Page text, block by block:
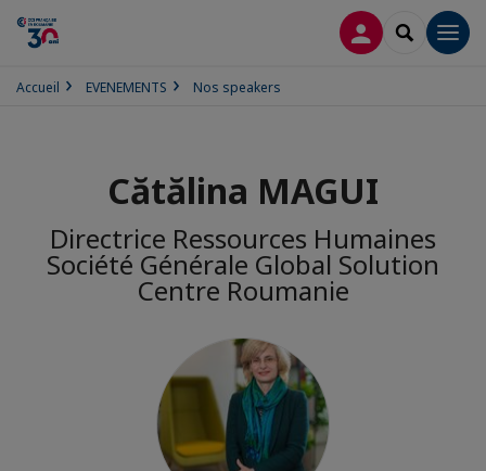
CONNEXION
Accueil EVENEMENTS Nos speakers
Cătălina MAGUI
Directrice Ressources Humaines
Société Générale Global Solution
Centre Roumanie